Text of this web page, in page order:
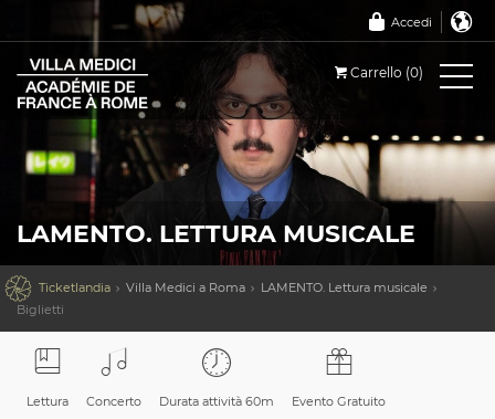
Accedi
Carrello (0)
LAMENTO. LETTURA MUSICALE
 Ticketlandia Villa Medici a Roma
LAMENTO. Lettura musicale
Biglietti
Lettura Concerto Durata attività 60m Evento Gratuito